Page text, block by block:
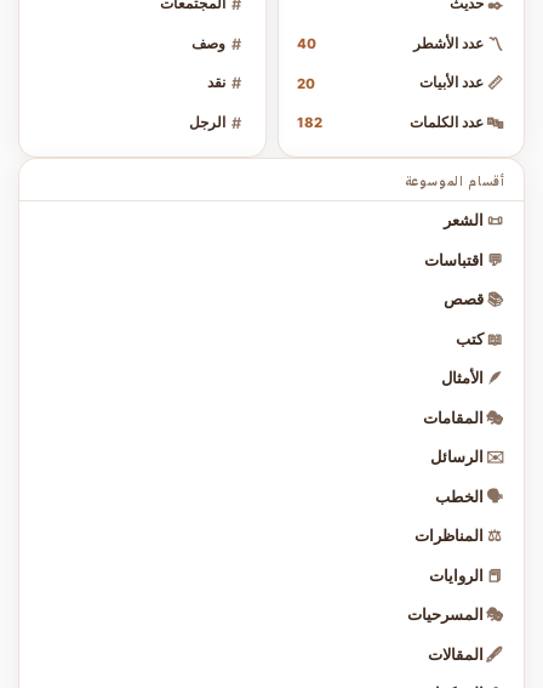
# المجتمعات
# وصف
# نقد
# الرجل
✒️ حديث
〽️ عدد الأشطر 40
📏 عدد الأبيات 20
🔤 عدد الكلمات 182
أقسام الموسوعة
📜 الشعر
💬 اقتباسات
📚 قصص
📖 كتب
🪶 الأمثال
🎭 المقامات
✉️ الرسائل
🗣️ الخطب
⚖️ المناظرات
📕 الروايات
🎭 المسرحيات
🖋️ المقالات